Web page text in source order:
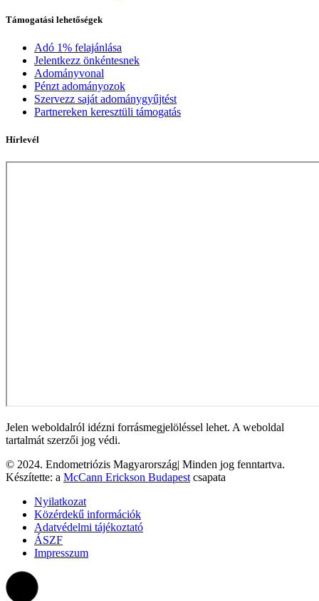
Támogatási lehetőségek
Adó 1% felajánlása
Jelentkezz önkéntesnek
Adományvonal
Pénzt adományozok
Szervezz saját adománygyűjtést
Partnereken keresztüli támogatás
Hírlevél
Jelen weboldalról idézni forrásmegjelöléssel lehet. A weboldal
tartalmát szerzői jog védi.
© 2024. Endometriózis Magyarország| Minden jog fenntartva.
Készítette: a McCann Erickson Budapest csapata
Nyilatkozat
Közérdekű információk
Adatvédelmi tájékoztató
ÁSZF
Impresszum